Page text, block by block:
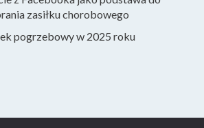
zasiłku chorobowego
pogrzebowy w 2025 roku